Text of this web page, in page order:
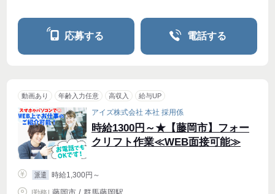
応募する 電話する
動画あり 年齢入力任意 高収入 給与UP
アイズ株式会社 本社 採用係
時給1300円～★【藤岡市】フォー
クリフト作業≪WEB面接可能≫
派遣 時給1,300円～